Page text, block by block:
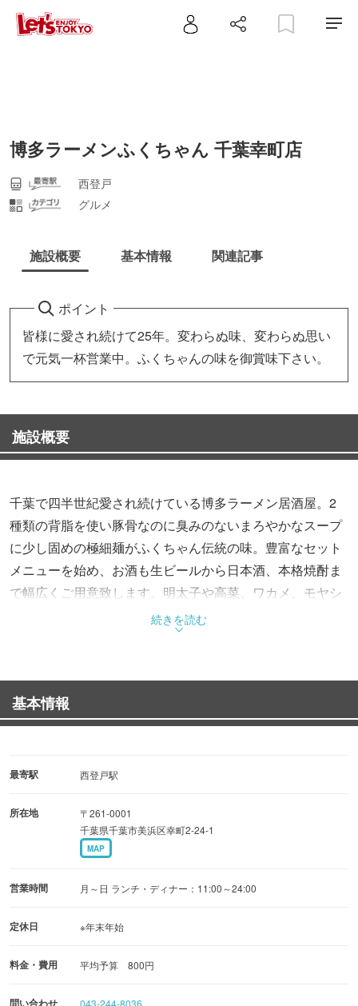
博多ラーメンふくちゃん 千葉幸町店
西登戸
グルメ
施設概要 基本情報 関連記事
ポイント
皆様に愛され続けて25年。変わらぬ味、変わらぬ思い
で元気一杯営業中。ふくちゃんの味を御賞味下さい。
施設概要
千葉で四半世紀愛され続けている博多ラーメン居酒屋。2
種類の背脂を使い豚骨なのに臭みのないまろやかなスープ
に少し固めの極細麺がふくちゃん伝統の味。豊富なセット
メニューを始め、お酒も生ビールから日本酒、本格焼酎ま
で幅広くご用意致します。明太子や高菜、ワカメ、モヤシ
など6種類のトッピングが入れ放題でカップルやファミリ
ーなど幅広いお客様にご好評いただいております。
続きを読む
基本情報
最寄駅 西登戸駅
所在地
〒261-0001
千葉県千葉市美浜区幸町2-24-1
MAP
営業時間 月～日 ランチ・ディナー：11:00～24:00
定休日 ※年末年始
料金・費用 平均予算 800円
問い合わせ 043-244-8036